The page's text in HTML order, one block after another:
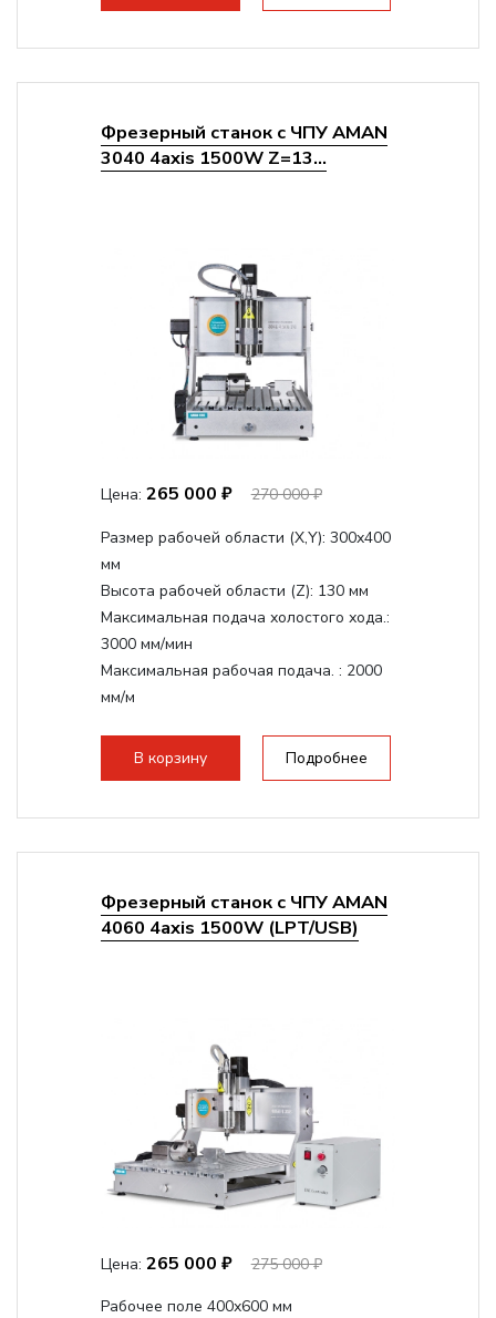
Фрезерный станок с ЧПУ AMAN
3040 4axis 1500W Z=13...
Цена: 265 000 ₽ 270 000 ₽
Размер рабочей области (Х,Y): 300x400
мм
Высота рабочей области (Z): 130 мм
Максимальная подача холостого хода.:
3000 мм/мин
Максимальная рабочая подача. : 2000
мм/м
стандартно:Т-слот
Цанговый патрон:ER11
В корзину Подробнее
Фрезерный станок с ЧПУ AMAN
4060 4axis 1500W (LPT/USB)
Цена: 265 000 ₽
275 000 ₽
Рабочее поле 400х600 мм